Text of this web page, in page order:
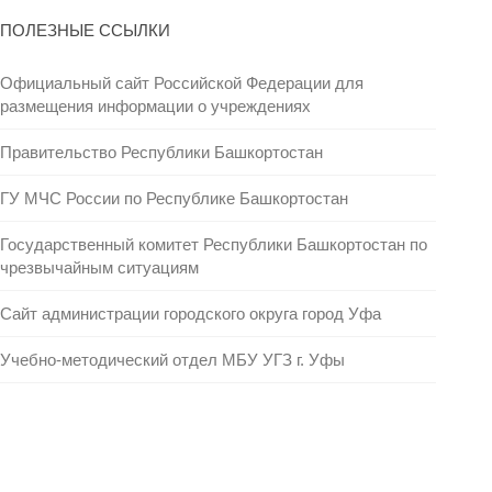
ПОЛЕЗНЫЕ ССЫЛКИ
Официальный сайт Российской Федерации для
размещения информации о учреждениях
Правительство Республики Башкортостан
ГУ МЧС России по Республике Башкортостан
Государственный комитет Республики Башкортостан по
чрезвычайным ситуациям
Сайт администрации городского округа город Уфа
Учебно-методический отдел МБУ УГЗ г. Уфы